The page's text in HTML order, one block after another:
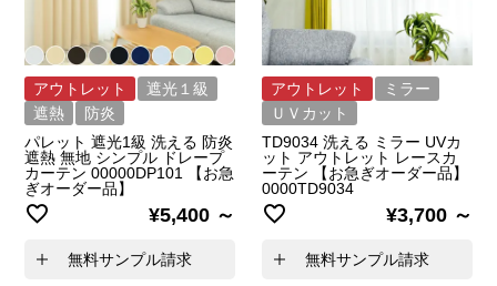
アウトレット
遮光１級
遮熱
防炎
パレット 遮光1級 洗える 防炎
遮熱 無地 シンプル ドレープ
カーテン 00000DP101 【お急
ぎオーダー品】
¥5,400
無料サンプル請求
アウトレット
ミラー
ＵＶカット
TD9034 洗える ミラー UVカ
ット アウトレット レースカ
ーテン 【お急ぎオーダー品】
0000TD9034
¥3,700
無料サンプル請求